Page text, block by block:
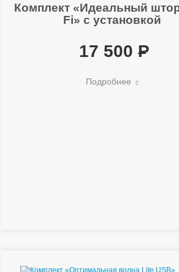
Комплект «Идеальный
Fi» с установкой
17 500
Подробнее